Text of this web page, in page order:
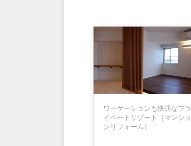
窓
脱衣室
ワーケーションも快適なプラ
イベートリゾート［マンショ
ンリフォーム］